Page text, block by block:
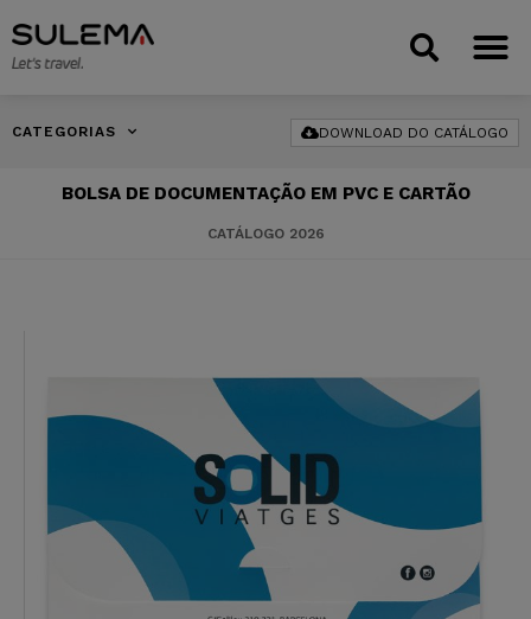
CATEGORIAS DOWNLOAD DO CATÁLOGO
BOLSA DE DOCUMENTAÇÃO EM PVC E CARTÃO
CATÁLOGO 2026